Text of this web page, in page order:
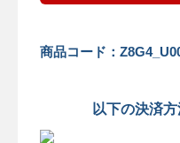
商品コード：
以下の決済